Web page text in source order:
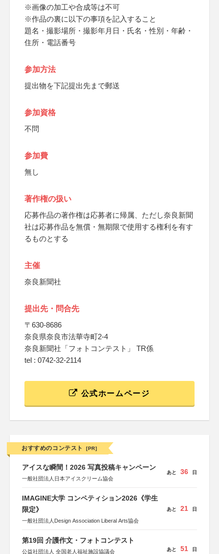
※画像の加工や合成等は不可
※作品の裏に以下の事項を記入すること
題名・撮影場所・撮影年月日・氏名・性別・年齢・
住所・電話番号
参加方法
提出物を下記提出先まで郵送
参加資格
不問
参加費
無し
著作権の扱い
応募作品の著作権は応募者に帰属、ただし奈良新聞
社は応募作品を無償・無期限で使用する権利を有す
るものとする
主催
奈良新聞社
提出先・問合先
〒630-8686
奈良県奈良市法華寺町2-4
奈良新聞社「フォトコンテスト」 TR係
tel : 0742-32-2114
公式ホームページ
おすすめのコンテスト [PR]
アイスな瞬間！2026 写真投稿キャンペーン
一般社団法人日本アイスクリーム協会
あと 36 日
IMAGINE大学 コンペティション2026《学生
限定》
一般社団法人Design Association Liberal Arts協会
あと 21 日
第19回 介護作文・フォトコンテスト
公益社団法人 全国老人福祉施設協議会 あと 51 日